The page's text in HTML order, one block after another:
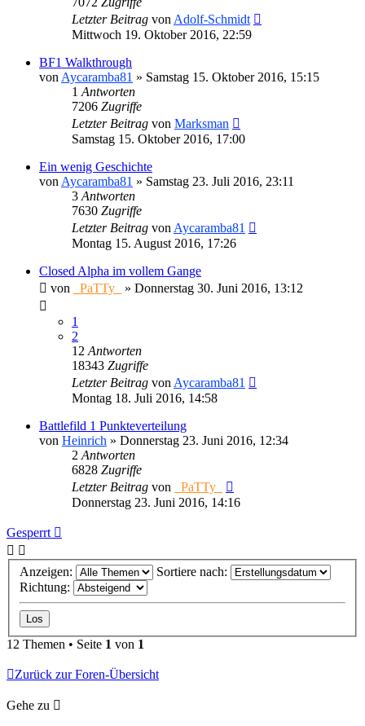
Letzter Beitrag von Adolf-Schmidt
Mittwoch 19. Oktober 2016, 22:59
BF1 Walkthrough
von Aycaramba81 » Samstag 15. Oktober 2016, 15:15
1 Antworten
7206 Zugriffe
Letzter Beitrag von Marksman
Samstag 15. Oktober 2016, 17:00
Ein wenig Geschichte
von Aycaramba81 » Samstag 23. Juli 2016, 23:11
3 Antworten
7630 Zugriffe
Letzter Beitrag von Aycaramba81
Montag 15. August 2016, 17:26
Closed Alpha im vollem Gange
von
_PaTTy_ » Donnerstag 30. Juni 2016, 13:12
1
2
12 Antworten
18343 Zugriffe
Letzter Beitrag von Aycaramba81
Montag 18. Juli 2016, 14:58
Battlefild 1 Punkteverteilung
von Heinrich » Donnerstag 23. Juni 2016, 12:34
2 Antworten
6828 Zugriffe
Letzter Beitrag von
_PaTTy_
Donnerstag 23. Juni 2016, 14:16
Gesperrt
Anzeigen:
Sortiere nach:
Richtung:
12 Themen • Seite 1 von 1
Zurück zur Foren-Übersicht
Gehe zu